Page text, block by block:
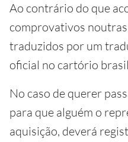
Ao contrário do que
comprovativos
traduzidos por um
oficial no cartório
No caso de querer
para que alguém o
aquisição, deverá